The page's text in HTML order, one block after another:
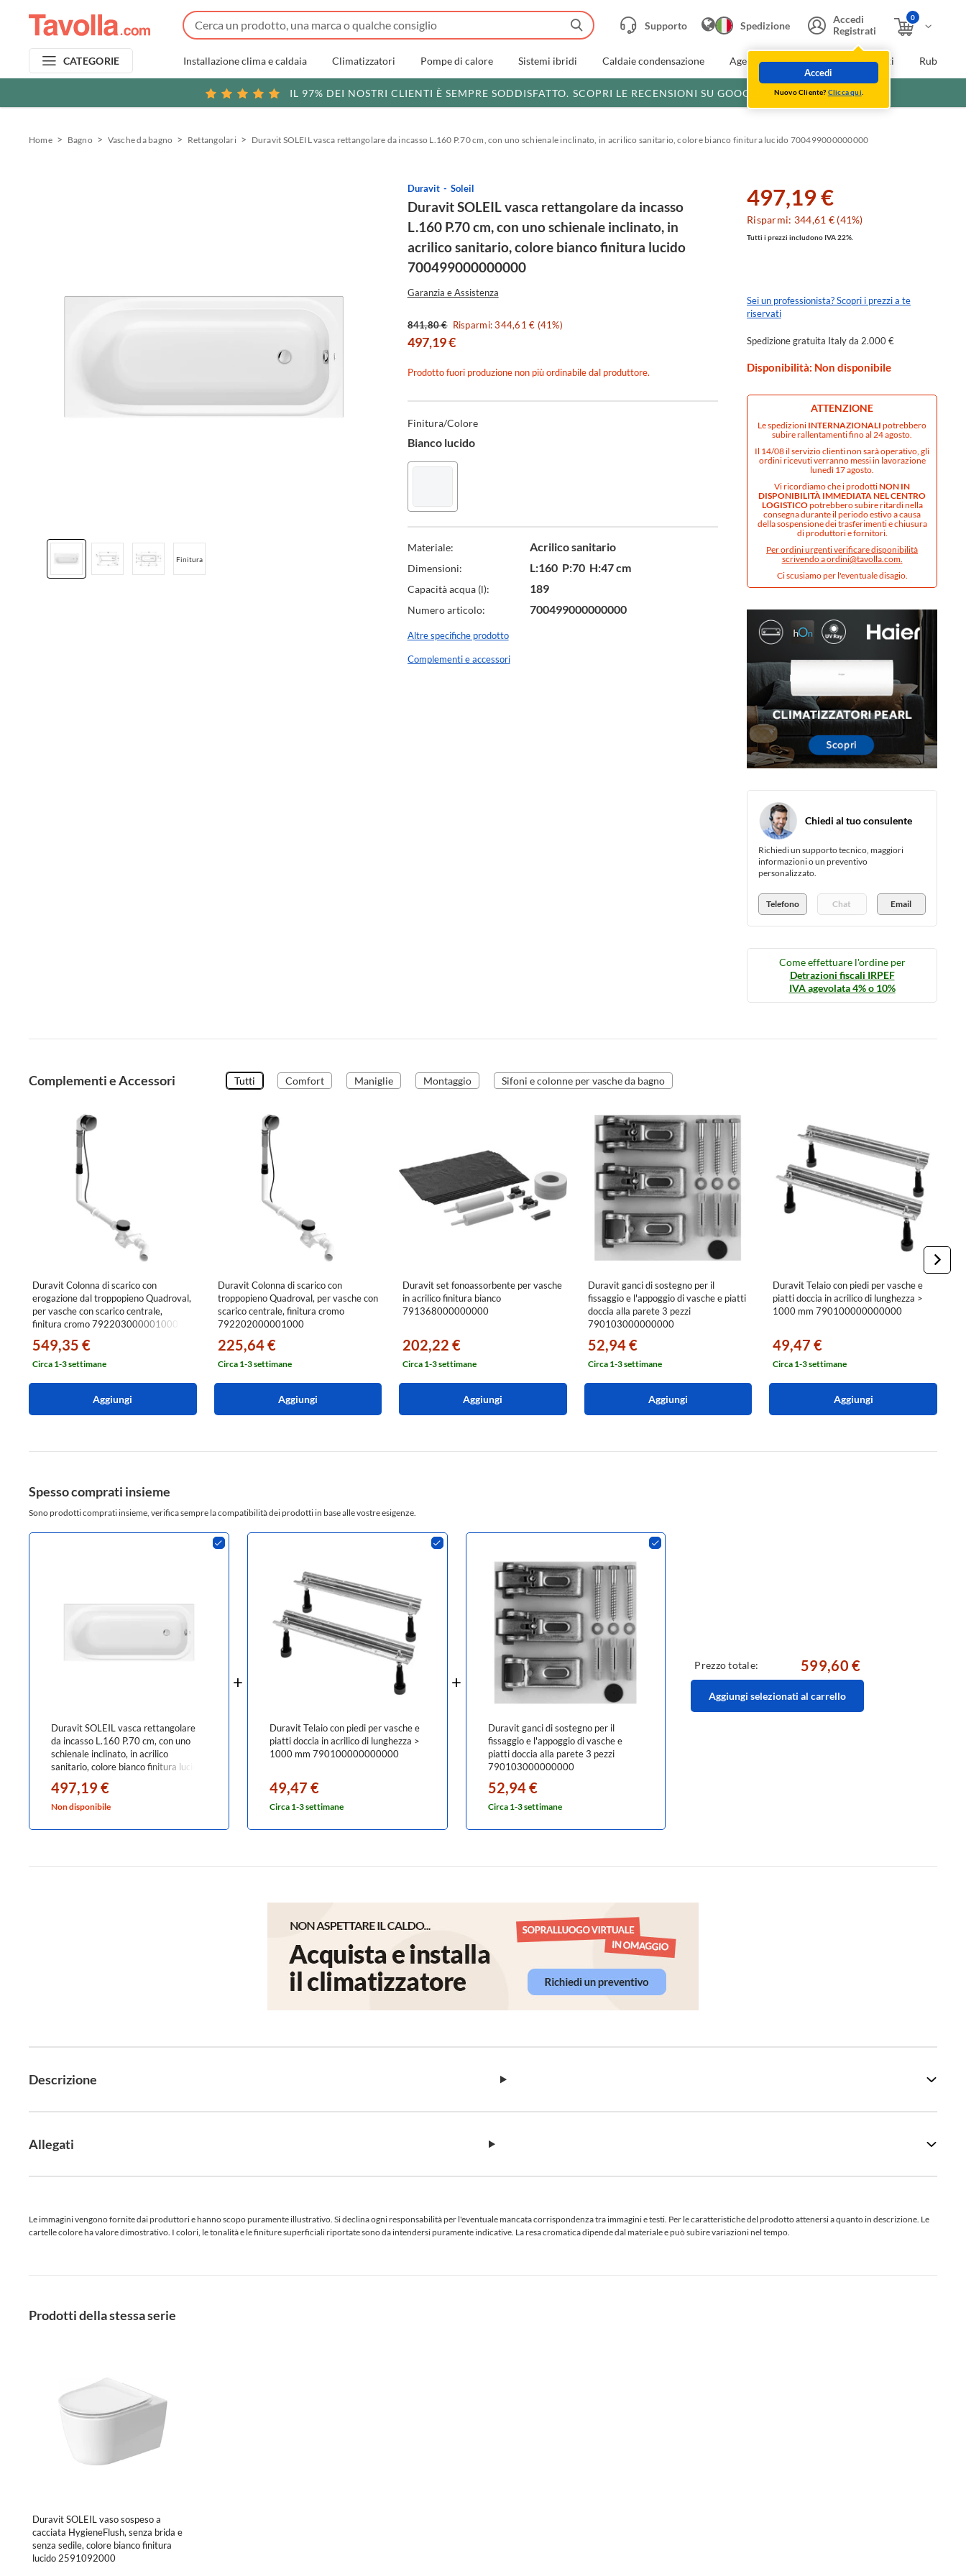
Supporto Spedizione
Accedi
Registrati
Accedi
Nuovo Cliente? Clicca qui
0
CATEGORIE Installazione clima e caldaia Climatizzatori Pompe di calore Sistemi ibridi Caldaie condensazione Agevolazioni fiscali Extra Sconti
IL 97% DEI NOSTRI CLIENTI È SEMPRE SODDISFATTO. SCOPRI LE RECENSIONI SU GOOGLE
Home Bagno Vasche da bagno Rettangolari Duravit SOLEIL vasca rettangolare da incasso L.160 P.70 cm, con uno schienale inclinato, in acrilico sanitario, colore bianco finitura lucido 700499000000000
Duravit Soleil
Duravit SOLEIL vasca rettangolare da incasso
L.160 P.70 cm, con uno schienale inclinato, in
acrilico sanitario, colore bianco finitura lucido
700499000000000
Garanzia e Assistenza
Finitura
497,19 €
841,80 € Risparmi: 344,61 € (41%)
Prodotto fuori produzione non più ordinabile dal produttore.
Specifiche
Tecniche
Finitura/Colore
Bianco lucido
Materiale: Acrilico sanitario
Dimensioni: L:160 P:70 H:47 cm
Capacità acqua (l): 189
Numero articolo: 700499000000000
Altre specifiche prodotto
Complementi e accessori
497,19 €
Risparmi: 344,61 € (41%)
Tutti i prezzi includono IVA 22%.
Sei un professionista? Scopri i prezzi a te
riservati
Spedizione gratuita Italy da 2.000 €
Disponibilità: Non disponibile
ATTENZIONE
Le spedizioni INTERNAZIONALI potrebbero
subire rallentamenti fino al 24 agosto.
Il 14/08 il servizio clienti non sarà operativo, gli
ordini ricevuti verranno messi in lavorazione
lunedì 17 agosto.
Vi ricordiamo che i prodottiNON IN
DISPONIBILITÀ IMMEDIATA NEL CENTRO
LOGISTICOpotrebbero subire ritardi nella
consegna durante il periodo estivo a causa
della sospensione dei trasferimenti e chiusura
di produttori e fornitori.
Per ordini urgenti verificare disponibilità
scrivendo aordini@tavolla.com.
Ci scusiamo per l'eventuale disagio.
Chiedi al tuo consulente
Richiedi un supporto tecnico, maggiori
informazioni o un preventivo
personalizzato.
Telefono Chat Email
Come effettuare l'ordine per
Detrazioni fiscali IRPEF
IVA agevolata 4% o 10%
Complementi e Accessori Tutti Comfort Maniglie Montaggio Sifoni e colonne per vasche da bagno
Duravit Colonna di scarico con
erogazione dal troppopieno Quadroval,
per vasche con scarico centrale,
finitura cromo 792203000001000
549,35 €
Circa 1-3 settimane
Aggiungi
Duravit Colonna di scarico con
troppopieno Quadroval, per vasche con
scarico centrale, finitura cromo
792202000001000
225,64 €
Circa 1-3 settimane
Aggiungi
Duravit set fonoassorbente per vasche
in acrilico finitura bianco
791368000000000
202,22 €
Circa 1-3 settimane
Aggiungi
Duravit ganci di sostegno per il
fissaggio e l'appoggio di vasche e piatti
doccia alla parete 3 pezzi
790103000000000
52,94 €
Circa 1-3 settimane
Aggiungi
Duravit Telaio con piedi per vasche e
piatti doccia in acrilico di lunghezza >
1000 mm 790100000000000
49,47 €
Circa 1-3 settimane
Aggiungi
Spesso comprati insieme
Sono prodotti comprati insieme, verifica sempre la compatibilità dei prodotti in base alle vostre esigenze.
Duravit SOLEIL vasca rettangolare
da incasso L.160 P.70 cm, con uno
schienale inclinato, in acrilico
sanitario, colore bianco finitura lucido
700499000000000
497,19 €
Non disponibile
Duravit Telaio con piedi per vasche e
piatti doccia in acrilico di lunghezza >
1000 mm 790100000000000
49,47 €
Circa 1-3 settimane
Duravit ganci di sostegno per il
fissaggio e l'appoggio di vasche e
piatti doccia alla parete 3 pezzi
790103000000000
52,94 €
Circa 1-3 settimane
Prezzo totale: 599,60 €
Aggiungi selezionati al carrello
Descrizione
Allegati
Le immagini vengono fornite dai produttori e hanno scopo puramente illustrativo. Si declina ogni responsabilità per l'eventuale mancata corrispondenza tra immagini e testi. Per le caratteristiche del prodotto attenersi a quanto in descrizione. Le
cartelle colore ha valore dimostrativo. I colori, le tonalità e le finiture superficiali riportate sono da intendersi puramente indicative. La resa cromatica dipende dal materiale e può subire variazioni nel tempo.
Prodotti della stessa serie
Duravit SOLEIL vaso sospeso a
cacciata HygieneFlush, senza brida e
senza sedile, colore bianco finitura
lucido 2591092000